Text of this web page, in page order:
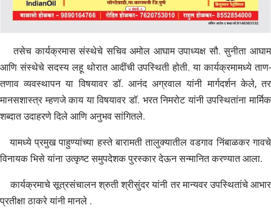
तसेच कार्यक्रमास संस्थेचे सचिव अमोल आघाम उपाध्यक्ष सौ. सुनीता आघाम
आणि संस्थेचे सदस्य लहू थोरात आदींची उपस्थिती होती. या कार्यक्रमामध्ये ताण-
तणाव व्यवस्थापन या विषयावर डॉ. आनंद अग्रवाल यांनी मार्गदर्शन केले, तर
मानसशास्त्र म्हणजे काय या विषयावर डॉ. भरत निमरोट यांनी उपस्थितांना मार्मिक
शब्दात उदाहरणे दिले आणि अनुभव सांगितले.
यामध्ये प्रमुख पाहुण्यांच्या हस्ते बारामती तालुक्यातील वडगाव निंबाळकर गावचे
विनायक भिसे यांना उत्कृष्ट समुपदेशक पुरस्कार देऊन सन्मानित करण्यात आला.
कार्यक्रमाचे सूत्रसंचालन श्रुती श्रीसुंदर यांनी तर मान्यवर उपस्थितांचे आभार
प्रतीक्षा ठाकरे यांनी मानले .